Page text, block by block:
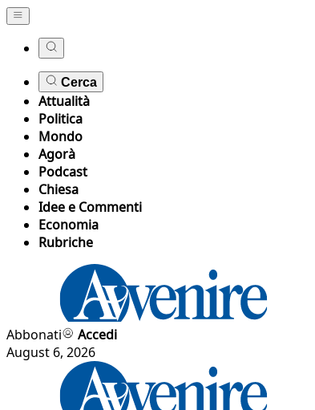
Cerca
Attualità
Politica
Mondo
Agorà
Podcast
Chiesa
Idee e Commenti
Economia
Rubriche
Abbonati
Accedi
August 6, 2026